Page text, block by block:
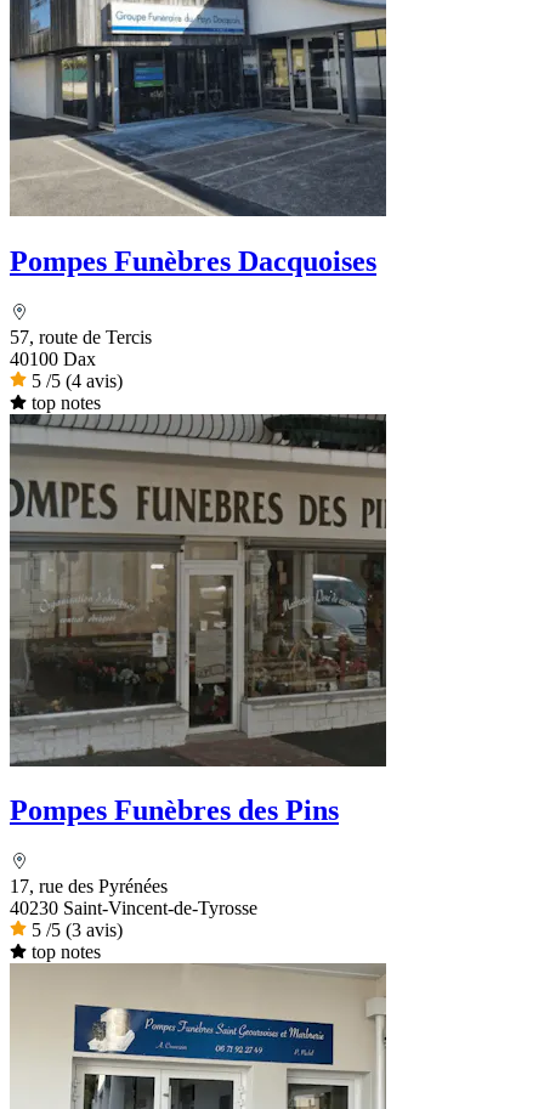
Pompes Funèbres Dacquoises
57, route de Tercis
40100 Dax
5 /5 (4 avis)
top notes
Pompes Funèbres des Pins
17, rue des Pyrénées
40230 Saint-Vincent-de-Tyrosse
5 /5 (3 avis)
top notes